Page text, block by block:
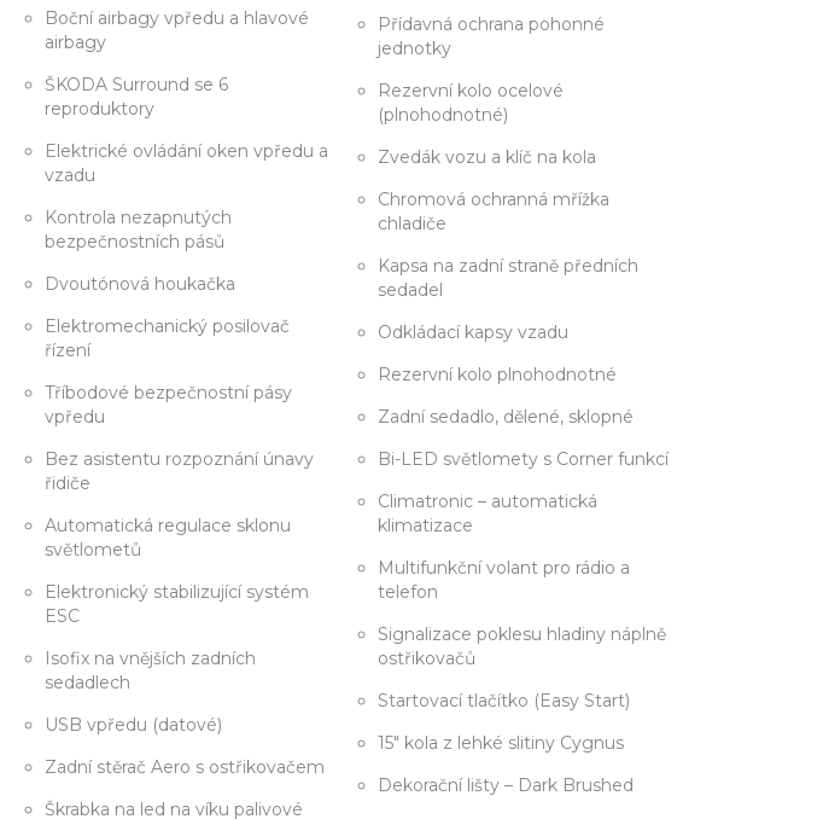
Boční airbagy vpředu a hlavové
airbagy
ŠKODA Surround se 6
reproduktory
Elektrické ovládání oken vpředu a
vzadu
Kontrola nezapnutých
bezpečnostních pásů
Dvoutónová houkačka
Elektromechanický posilovač
řízení
Tříbodové bezpečnostní pásy
vpředu
Bez asistentu rozpoznání únavy
řidiče
Automatická regulace sklonu
světlometů
Elektronický stabilizující systém
ESC
Isofix na vnějších zadních
sedadlech
USB vpředu (datové)
Zadní stěrač Aero s ostřikovačem
Škrabka na led na víku palivové
Přídavná ochrana pohonné
jednotky
Rezervní kolo ocelové
(plnohodnotné)
Zvedák vozu a klíč na kola
Chromová ochranná mřížka
chladiče
Kapsa na zadní straně předních
sedadel
Odkládací kapsy vzadu
Rezervní kolo plnohodnotné
Zadní sedadlo, dělené, sklopné
Bi-LED světlomety s Corner funkcí
Climatronic – automatická
klimatizace
Multifunkční volant pro rádio a
telefon
Signalizace poklesu hladiny náplně
ostřikovačů
Startovací tlačítko (Easy Start)
15" kola z lehké slitiny Cygnus
Dekorační lišty – Dark Brushed